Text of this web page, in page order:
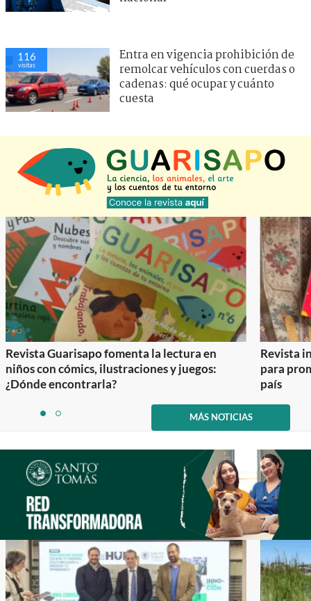
116
visitas
Entra en vigencia prohibición de
remolcar vehículos con cuerdas o
cadenas: qué ocupar y cuánto
cuesta
Revista Guarisapo fomenta la lectura en
niños con cómics, ilustraciones y juegos:
¿Dónde encontrarla?
Revista
para
país
itemitem
2
MÁS NOTICIAS